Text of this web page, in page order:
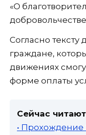
«О
Согласно тексту
граждане,
движениях
форме оплаты
Сейчас
•